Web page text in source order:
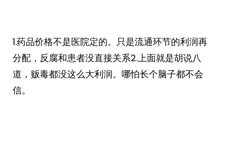
1.药品价格不是医院定的。只是流通环节的利润再
分配，反腐和患者没直接关系2.上面就是胡说八
道，贩毒都没这么大利润。哪怕长个脑子都不会
信。